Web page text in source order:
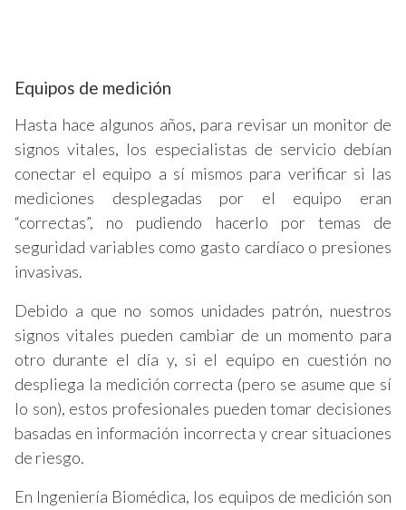
Equipos de medición
Hasta hace algunos años, para revisar un monitor de
signos vitales, los especialistas de servicio debían
conectar el equipo a sí mismos para verificar si las
mediciones desplegadas por el equipo eran
“correctas”, no pudiendo hacerlo por temas de
seguridad variables como gasto cardíaco o presiones
invasivas.
Debido a que no somos unidades patrón, nuestros
signos vitales pueden cambiar de un momento para
otro durante el día y, si el equipo en cuestión no
despliega la medición correcta (pero se asume que sí
lo son), estos profesionales pueden tomar decisiones
basadas en información incorrecta y crear situaciones
de riesgo.
En Ingeniería Biomédica, los equipos de medición son